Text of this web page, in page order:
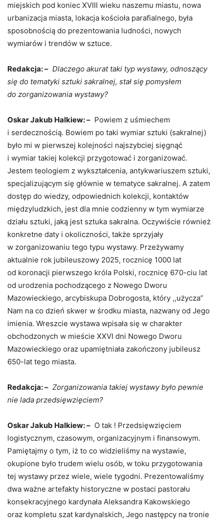
miejskich pod koniec XVIII wieku naszemu miastu, nowa
urbanizacja miasta, lokacja kościoła parafialnego, była
sposobnością do prezentowania ludności, nowych
wymiarów i trendów w sztuce.
Redakcja: – Dlaczego akurat taki typ wystawy, odnoszący
się do tematyki sztuki sakralnej, stał się pomysłem
do zorganizowania wystawy?
Oskar Jakub Halkiew: – Powiem z uśmiechem
i serdecznością. Bowiem po taki wymiar sztuki (sakralnej)
było mi w pierwszej kolejności najszybciej sięgnąć
i wymiar takiej kolekcji przygotować i zorganizować.
Jestem teologiem z wykształcenia, antykwariuszem sztuki,
specjalizującym się głównie w tematyce sakralnej. A zatem
dostęp do wiedzy, odpowiednich kolekcji, kontaktów
międzyludzkich, jest dla mnie codzienny w tym wymiarze
działu sztuki, jaką jest sztuka sakralna. Oczywiście również
konkretne daty i okoliczności, także sprzyjały
w zorganizowaniu tego typu wystawy. Przeżywamy
aktualnie rok jubileuszowy 2025, rocznicę 1000 lat
od koronacji pierwszego króla Polski, rocznicę 670-ciu lat
od urodzenia pochodzącego z Nowego Dworu
Mazowieckiego, arcybiskupa Dobrogosta, który ,,użycza”
Nam na co dzień skwer w środku miasta, nazwany od Jego
imienia. Wreszcie wystawa wpisała się w charakter
obchodzonych w mieście XXVI dni Nowego Dworu
Mazowieckiego oraz upamiętniała zakończony jubileusz
650-lat tego miasta.
Redakcja: – Zorganizowania takiej wystawy było pewnie
nie lada przedsięwzięciem?
Oskar Jakub Halkiew: – O tak ! Przedsięwzięciem
logistycznym, czasowym, organizacyjnym i finansowym.
Pamiętajmy o tym, iż to co widzieliśmy na wystawie,
okupione było trudem wielu osób, w toku przygotowania
tej wystawy przez wiele, wiele tygodni. Prezentowaliśmy
dwa ważne artefakty historyczne w postaci pastorału
konsekracyjnego kardynała Aleksandra Kakowskiego
oraz kompletu szat kardynalskich, Jego następcy na tronie